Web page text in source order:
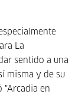
La
sentido a una
misma y de su
"Arcadia en